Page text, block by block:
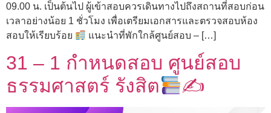
09.00 น. เป็นต้นไป ผู้เข้าสอบควรเดินทางไปถึงสถานที่สอบก่อน
เวลาอย่างน้อย 1 ชั่วโมง เพื่อเตรียมเอกสารและตรวจสอบห้อง
สอบให้เรียบร้อย
แนะนำที่พักใกล้ศูนย์สอบ – […]
31 – 1 กำหนดสอบ ศูนย์สอบ
ธรรมศาสตร์ รังสิต
✍